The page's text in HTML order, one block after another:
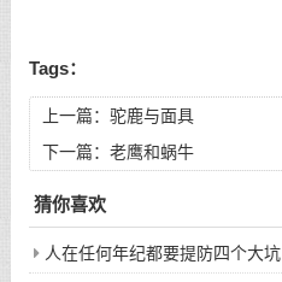
Tags：
上一篇： 驼鹿与面具
下一篇： 老鹰和蜗牛
猜你喜欢
人在任何年纪都要提防四个大坑